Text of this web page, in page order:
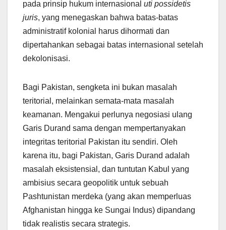
pada prinsip hukum internasional uti possidetis
juris, yang menegaskan bahwa batas-batas
administratif kolonial harus dihormati dan
dipertahankan sebagai batas internasional setelah
dekolonisasi.
Bagi Pakistan, sengketa ini bukan masalah
teritorial, melainkan semata-mata masalah
keamanan. Mengakui perlunya negosiasi ulang
Garis Durand sama dengan mempertanyakan
integritas teritorial Pakistan itu sendiri. Oleh
karena itu, bagi Pakistan, Garis Durand adalah
masalah eksistensial, dan tuntutan Kabul yang
ambisius secara geopolitik untuk sebuah
Pashtunistan merdeka (yang akan memperluas
Afghanistan hingga ke Sungai Indus) dipandang
tidak realistis secara strategis.